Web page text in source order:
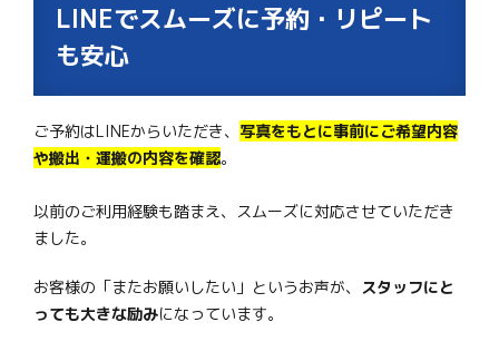
LINEでスムーズに予約・リピート
も安心
ご予約はLINEからいただき、 写真をもとに事前にご希望内容
や搬出・運搬の内容を確認。
以前のご利用経験も踏まえ、スムーズに対応させていただき
ました。
お客様の「またお願いしたい」というお声が、
スタッフにと
っても大きな励みになっています。